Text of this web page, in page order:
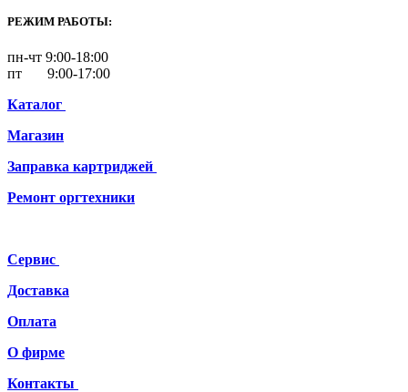
РЕЖИМ РАБОТЫ:
пн-чт 9:00-18:00
пт 9:00-17:00
Каталог
Магазин
Заправка картриджей
Ремонт оргтехники
Сервис
Доставка
Оплата
О фирме
Контакты